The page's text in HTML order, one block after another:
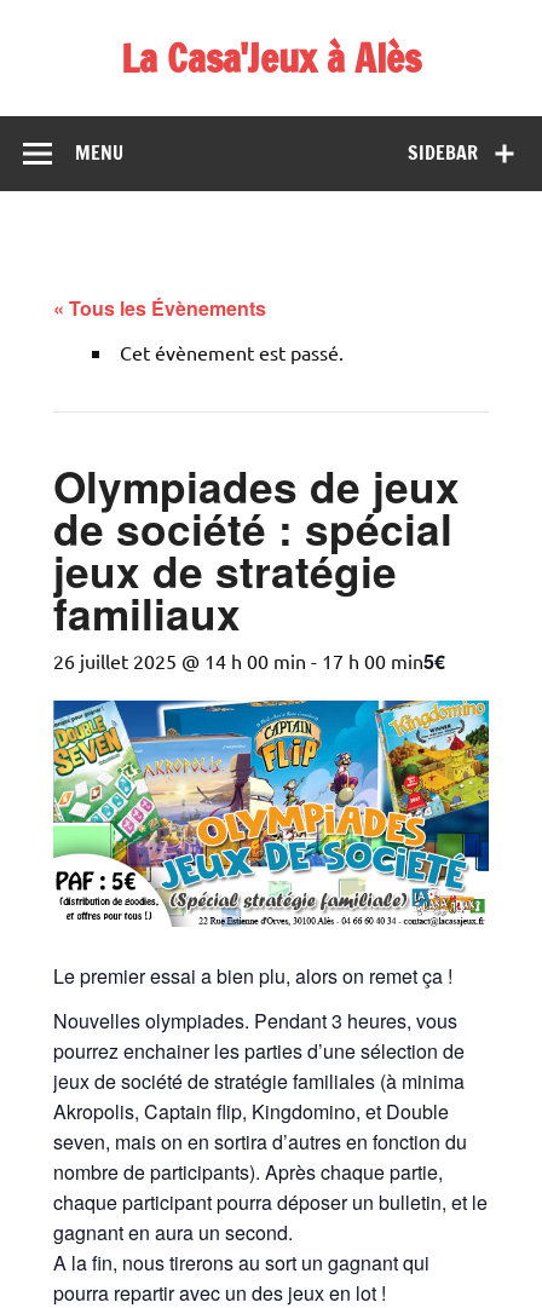
La Casa'Jeux à Alès
démos et de tournois
SIDEBAR
MENU
« Tous les Évènements
Cet évènement est passé.
Olympiades de jeux
de société : spécial
jeux de stratégie
familiaux
26 juillet 2025 @ 14 h 00 min - 17 h 00 min5€
Le premier essai a bien plu, alors on remet ça !
Nouvelles olympiades. Pendant 3 heures, vous
pourrez enchainer les parties d’une sélection de
jeux de société de stratégie familiales (à minima
Akropolis, Captain flip, Kingdomino, et Double
seven, mais on en sortira d’autres en fonction du
nombre de participants). Après chaque partie,
chaque participant pourra déposer un bulletin, et le
gagnant en aura un second.
A la fin, nous tirerons au sort un gagnant qui
pourra repartir avec un des jeux en lot !